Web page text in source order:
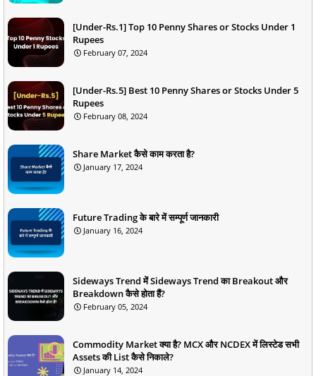
[Under-Rs.1] Top 10 Penny Shares or Stocks Under 1
Rupees
February 07, 2024
[Under-Rs.5] Best 10 Penny Shares or Stocks Under 5
Rupees
February 08, 2024
Share Market कैसे काम करता है?
January 17, 2024
Future Trading के बारे में सम्पूर्ण जानकारी
January 16, 2024
Sideways Trend में Sideways Trend का Breakout और
Breakdown कैसे होता हैं?
February 05, 2024
Commodity Market क्या है? MCX और NCDEX में लिस्टेड सभी
Assets की List कैसे निकाले?
January 14, 2024